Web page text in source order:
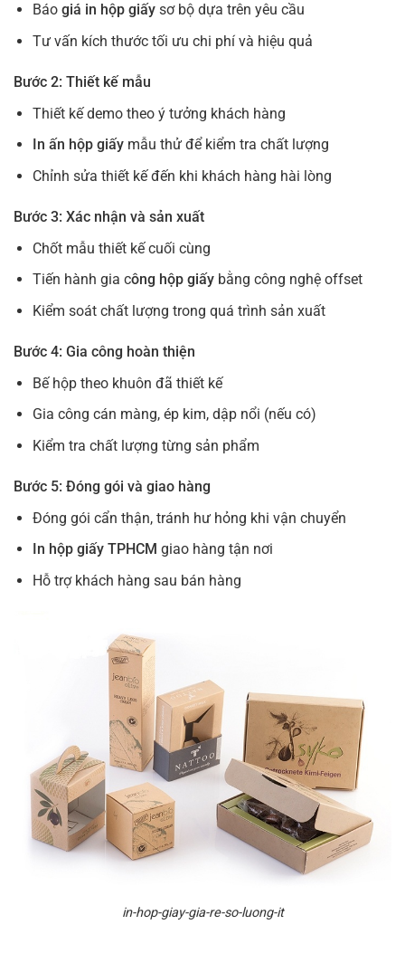
Báo giá in hộp giấysơ bộ dựa trên yêu cầu
Tư vấn kích thước tối ưu chi phí và hiệu quả
Bước 2: Thiết kế mẫu
Thiết kế demo theo ý tưởng khách hàng
In ấn hộp giấymẫu thử để kiểm tra chất lượng
Chỉnh sửa thiết kế đến khi khách hàng hài lòng
Bước 3: Xác nhận và sản xuất
Chốt mẫu thiết kế cuối cùng
Tiến hành gia công hộp giấybằng công nghệ offset
Kiểm soát chất lượng trong quá trình sản xuất
Bước 4: Gia công hoàn thiện
Bế hộp theo khuôn đã thiết kế
Gia công cán màng, ép kim, dập nổi (nếu có)
Kiểm tra chất lượng từng sản phẩm
Bước 5: Đóng gói và giao hàng
Đóng gói cẩn thận, tránh hư hỏng khi vận chuyển
In hộp giấy TPHCM giao hàng tận nơi
Hỗ trợ khách hàng sau bán hàng
in-hop-giay-gia-re-so-luong-it